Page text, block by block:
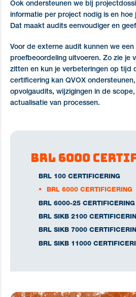
Ook ondersteunen we bij
informatie per project nodig is en hoe
Dat maakt audits eenvoudiger en
Voor de externe audit kunnen we
proefbeoordeling uitvoeren. Zo zie je
zitten en kun je verbeteringen op tijd
certificering kan QVOX
opvolgaudits, wijzigingen in de
actualisatie van processen.
BRL 6000
BRL 100 CERTIFICERING
BRL 6000 CERTIFICERING
BRL 6000-25 CERTIFICERING
BRL SIKB 2100
BRL SIKB 7000
BRL SIKB 11000